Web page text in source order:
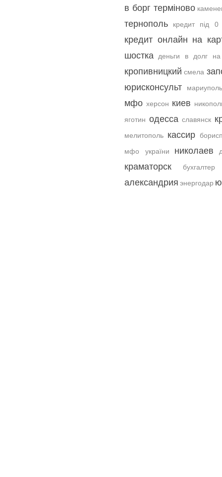
в борг терміново
тернополь кредит під 0
кредит онлайн на
шостка
деньги в долг на
кропивницкий смела
юрисконсульт
мариуполь
мфо херсон киев
яготин одесса славянск
мелитополь кассир
мфо україни
николаев
краматорск бухгалтер
александрия энергодар